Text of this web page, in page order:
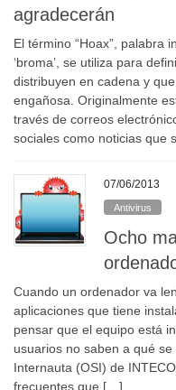
agradecerán
El término “Hoax”, palabra
‘broma’, se utiliza para
distribuyen en cadena y
engañosa. Originalmente
través de correos
sociales como noticias que
07/06/2013
Antivirus
Ocho
Cuando un ordenador va
aplicaciones que tiene
pensar que el equipo está
usuarios no saben a qué
Internauta (OSI) de
frecuentes que […]